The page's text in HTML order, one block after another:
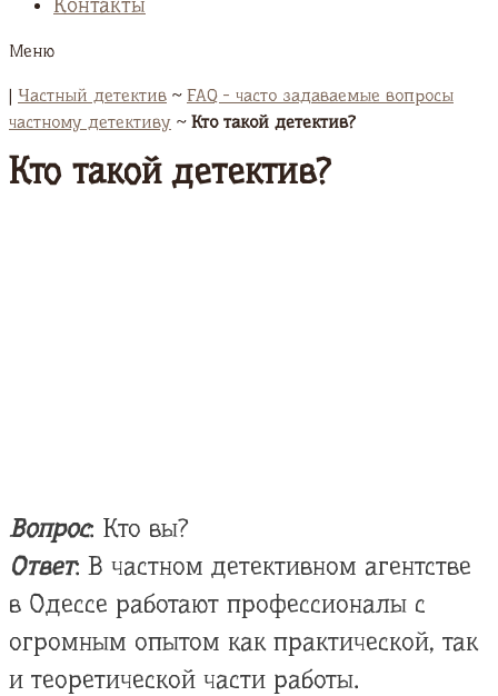
Контакты
Меню
| Частный детектив ~ FAQ - часто задаваемые вопросы
частному детективу ~ Кто такой детектив?
Кто такой детектив?
Вопрос: Кто вы?
Ответ: В частном детективном агентстве
в Одессе работают профессионалы с
огромным опытом как практической, так
и теоретической части работы.